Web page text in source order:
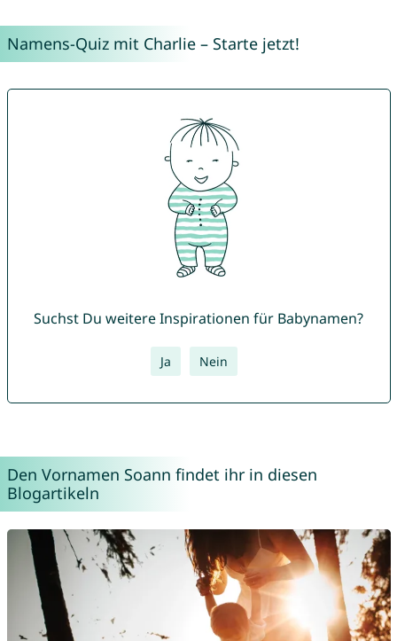
Namens-Quiz mit Charlie – Starte jetzt!
Suchst Du weitere Inspirationen für Babynamen?
Ja Nein
Den Vornamen Soann findet ihr in diesen
Blogartikeln